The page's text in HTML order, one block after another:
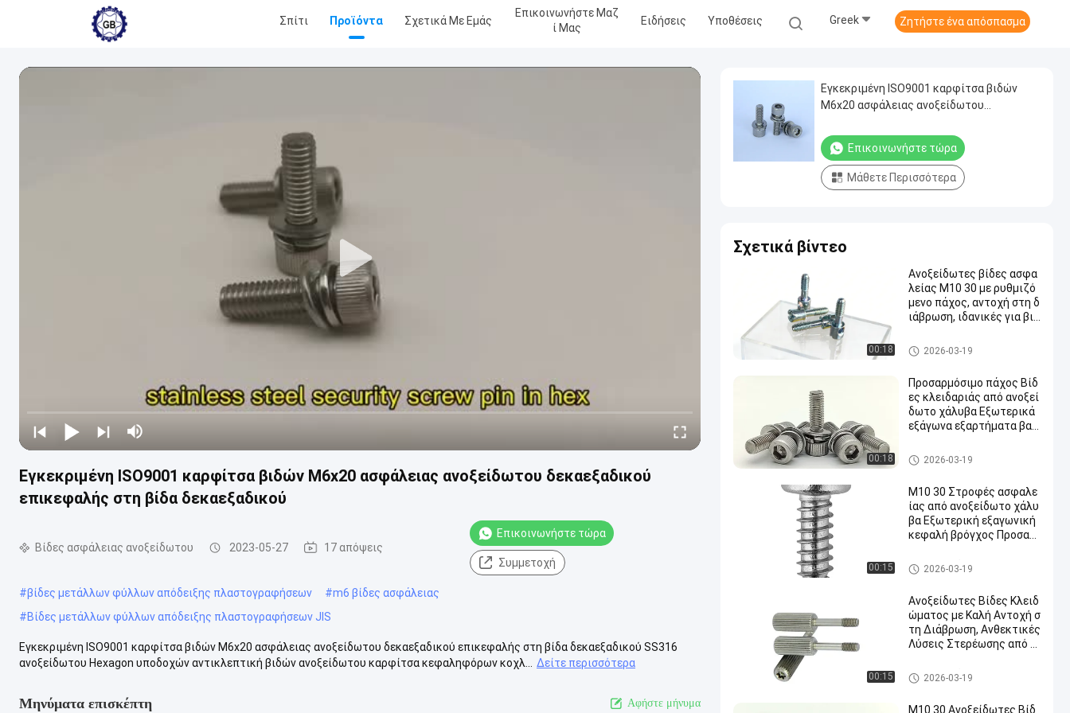
Σπίτι Προϊόντα Σχετικά Με Εμάς
Επικοινωνήστε Μαζ
Ί Μας
Ειδήσεις Υποθέσεις Greek Ζητήστε ένα απόσπασμα
Εγκεκριμένη ISO9001 καρφίτσα βιδών M6x20 ασφάλειας ανοξείδωτου δεκαεξαδικού
επικεφαλής στη βίδα δεκαεξαδικού
Βίδες ασφάλειας ανοξείδωτου 2023-05-27 17 απόψεις
Επικοινωνήστε τώρα
Συμμετοχή
#βίδες μετάλλων φύλλων απόδειξης πλαστογραφήσεων #m6 βίδες ασφάλειας
#Βίδες μετάλλων φύλλων απόδειξης πλαστογραφήσεων JIS
Εγκεκριμένη ISO9001 καρφίτσα βιδών M6x20 ασφάλειας ανοξείδωτου δεκαεξαδικού επικεφαλής στη βίδα δεκαεξαδικού SS316
ανοξείδωτου Hexagon υποδοχών αντικλεπτική βιδών ανοξείδωτου καρφίτσα κεφαληφόρων κοχλ...
Δείτε περισσότερα
Μηνύματα επισκέπτη Αφήστε μήνυμα
Εγκεκριμένη ISO9001 καρφίτσα βιδών
M6x20 ασφάλειας ανοξείδωτου
δεκαεξαδικού
Επικοινωνήστε τώρα
Μάθετε Περισσότερα
Σχετικά βίντεο
00:18
Ανοξείδωτες βίδες ασφα
λείας M10 30 με ρυθμιζό
μενο πάχος, αντοχή στη δ
ιάβρωση, ιδανικές για βιο
Βίδες ασφάλειας ανοξείδωτ
ου
2026-03-19
00:18
Προσαρμόσιμο πάχος Βίδ
ες κλειδαριάς από ανοξεί
δωτο χάλυβα Εξωτερικά
εξάγωνα εξαρτήματα βαρ
ομηχανικά και μηχανικά
Βίδες ασφάλειας ανοξείδωτ
ου
2026-03-19
00:15
M10 30 Στροφές ασφαλε
ίας από ανοξείδωτο χάλυ
βα Εξωτερική εξαγωνική
κεφαλή βρόγχος Προσαρ
βιομηχανικές εφαρμογές
Βίδες ασφάλειας ανοξείδωτ
ου
2026-03-19
00:15
Ανοξείδωτες Βίδες Κλειδ
ώματος με Καλή Αντοχή σ
τη Διάβρωση, Ανθεκτικές
Λύσεις Στερέωσης από Α
ομηχανικές Εφαρμογές
Βίδες ασφάλειας ανοξείδωτ
ου
2026-03-19
M10 30 Ανοξείδωτες Βίδ